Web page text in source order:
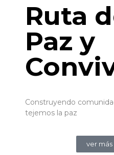
Ruta
Paz y
Construyendo
tejemos la paz
ver más